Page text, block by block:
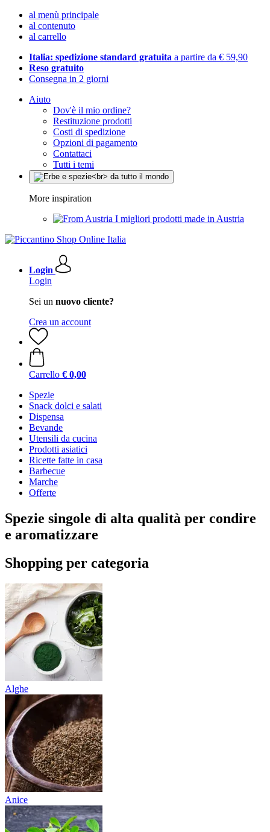
al menù principale
al contenuto
al carrello
Italia: spedizione standard gratuita a partire da € 59,90
Reso gratuito
Consegna in 2 giorni
Aiuto
Dov'è il mio ordine?
Restituzione prodotti
Costi di spedizione
Opzioni di pagamento
Contattaci
Tutti i temi
More inspiration
I migliori prodotti made in Austria
Login
Login
Sei un nuovo cliente?
Crea un account
Carrello € 0,00
Spezie
Snack dolci e salati
Dispensa
Bevande
Utensili da cucina
Prodotti asiatici
Ricette fatte in casa
Barbecue
Marche
Offerte
Spezie singole di alta qualità per condire
e aromatizzare
Shopping per categoria
Alghe
Anice